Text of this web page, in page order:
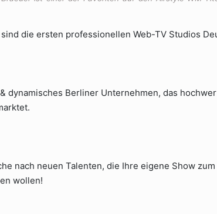
die ersten professionellen Web-TV Studios
dynamisches Berliner Unternehmen, das
nach neuen Talenten, die Ihre eigene Show
wollen!